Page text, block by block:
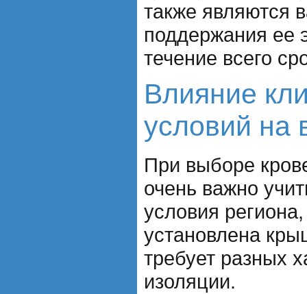
также являются
поддержания ее
течение всего
Влияние
условий на
При выборе
очень важно
условия
установлена
требует разных
изоляции.